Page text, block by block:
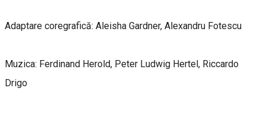
Adaptare coregrafică: Aleisha Gardner, Alexandru Fotescu
Muzica: Ferdinand Herold, Peter Ludwig Hertel, Riccardo
Drigo